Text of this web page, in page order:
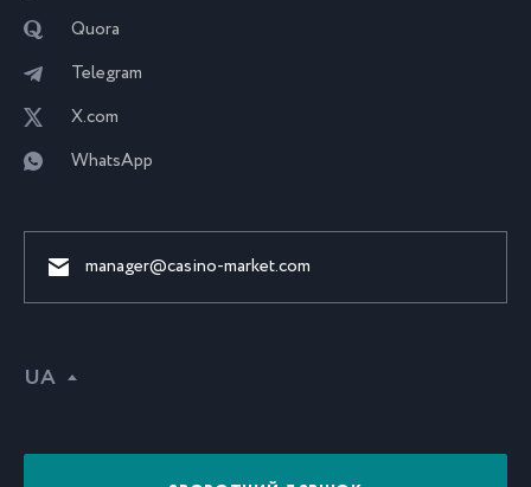
Quora
Telegram
X.com
WhatsApp
manager@casino-market.com
UA